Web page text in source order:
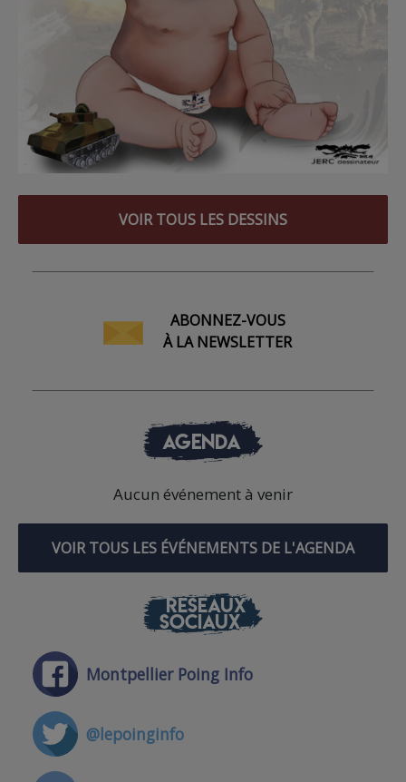
VOIR TOUS LES DESSINS
ABONNEZ-VOUS
À LA NEWSLETTER
AGENDA
Aucun événement à venir
VOIR TOUS LES ÉVÉNEMENTS DE L'AGENDA
RÉSEAUX
SOCIAUX
Montpellier Poing Info
@lepoinginfo